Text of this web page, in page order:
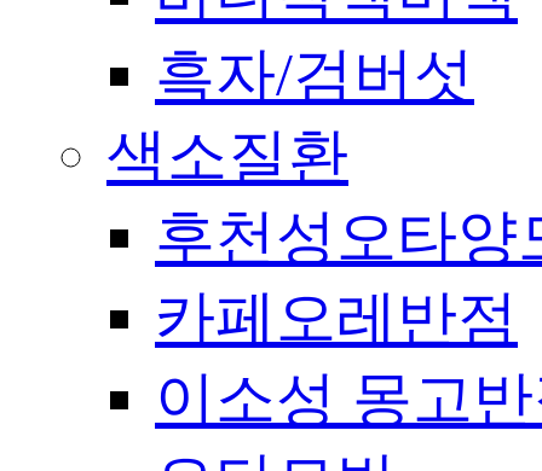
흑자/검버섯
색소질환
후천성오타양
카페오레반점
이소성 몽고